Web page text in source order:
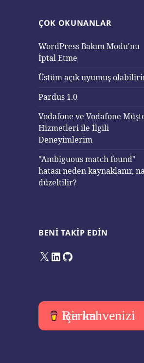
ÇOK OKUNANLAR
WordPress Bakım Modu'nu
İptal Etme
Üstüm açık uyumuş
Pardus 1.0
Vodafone ve Vodafone
Hizmetleri ile İlgili
Deneyimlerim
"Ambiguous match found"
hatası neden kaynaklanır,
düzeltilir?
BENI TAKIP EDIN
X LinkedIn
GitHub
Bir kahvenizi içerim